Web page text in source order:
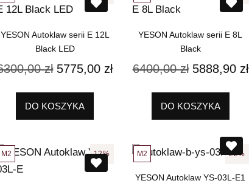
YESON Autoklaw serii E 12L
Black LED
zł 5775,00 zł
DO KOSZYKA
YESON Autoklaw serii E 8L
Black
6400,00zł 5888,90 zł
DO KOSZYKA
12%
M2 22%
M2
YESON Autoklaw YS-03L-E1